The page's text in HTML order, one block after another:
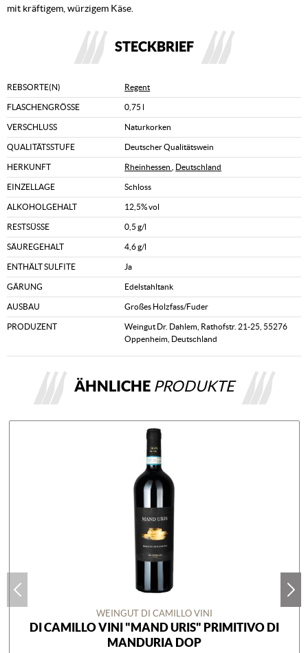
mit kräftigem, würzigem Käse.
STECKBRIEF
REBSORTE(N) Regent
FLASCHENGRÖSSE 0,75 l
VERSCHLUSS Naturkorken
QUALITÄTSSTUFE Deutscher Qualitätswein
HERKUNFT Rheinhessen Deutschland
EINZELLAGE Schloss
ALKOHOLGEHALT 12,5% vol
RESTSÜSSE 0,5 g/l
SÄUREGEHALT 4,6 g/l
ENTHÄLT SULFITE Ja
GÄRUNG Edelstahltank
AUSBAU Großes Holzfass/Fuder
PRODUZENT
Weingut Dr. Dahlem, Rathofstr. 21-25, 55276
Oppenheim, Deutschland
ÄHNLICHE PRODUKTE
WEINGUT DI CAMILLO VINI
DI CAMILLO VINI "MAND URIS" PRIMITIVO DI
MANDURIA DOP